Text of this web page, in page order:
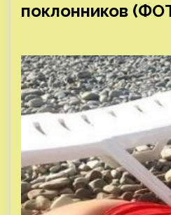
поклонников